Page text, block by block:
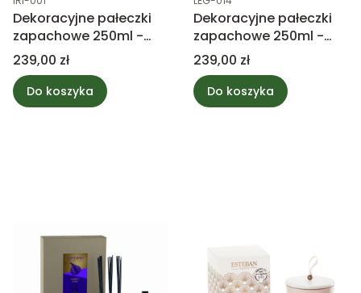
Dekoracyjne pałeczki
zapachowe 250ml -
IRIS CASHMERE -
Esteban Paris
Cena
239,00 zł
Do koszyka
Dekoracyjne pałeczki
zapachowe 250ml -
LEGENDES D'ORIENT -
Esteban Paris
Cena
239,00 zł
Do koszyka